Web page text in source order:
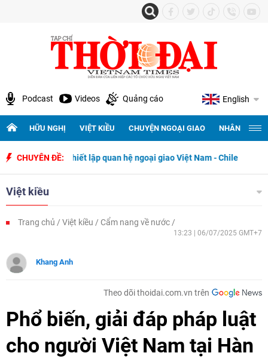
Podcast Videos Quảng cáo English
HỮU NGHỊ VIỆT KIỀU CHUYỆN NGOẠI GIAO NHÂN
CHUYÊN ĐỀ:
thiết lập quan hệ ngoại giao Việt Nam - Chile
Việt kiều
Trang chủ Việt kiều Cẩm nang về nước
13:23 | 06/07/2025 GMT+7
Khang Anh
Theo dõi thoidai.com.vn trên
Phổ biến, giải đáp pháp luật
cho người Việt Nam tại Hàn